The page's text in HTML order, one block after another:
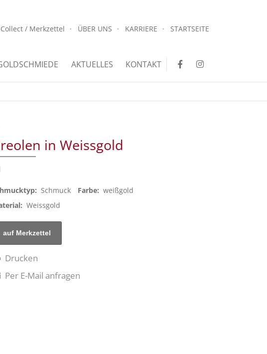
nicht.
/ Merkzettel ÜBER UNS KARRIERE STARTSEITE
AKTUELLES KONTAKT
in Weissgold
Schmuck
Weissgold
Farbe: weißgold
Drucken
Per E-Mail anfragen